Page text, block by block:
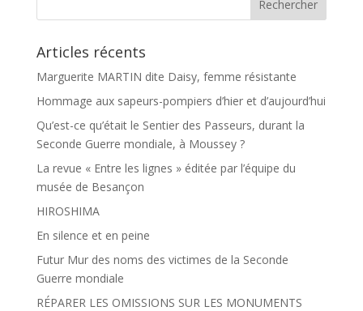
Articles récents
Marguerite MARTIN dite Daisy, femme résistante
Hommage aux sapeurs-pompiers d’hier et d’aujourd’hui
Qu’est-ce qu’était le Sentier des Passeurs, durant la
Seconde Guerre mondiale, à Moussey ?
La revue « Entre les lignes » éditée par l’équipe du
musée de Besançon
HIROSHIMA
En silence et en peine
Futur Mur des noms des victimes de la Seconde
Guerre mondiale
RÉPARER LES OMISSIONS SUR LES MONUMENTS